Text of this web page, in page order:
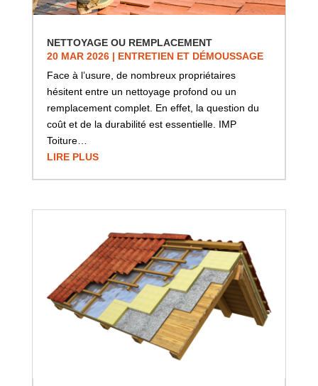
NETTOYAGE OU REMPLACEMENT
20 MAR 2026| ENTRETIEN ET DÉMOUSSAGE
Face à l’usure, de nombreux propriétaires
hésitent entre un nettoyage profond ou un
remplacement complet. En effet, la question du
coût et de la durabilité est essentielle. IMP
Toiture…
LIRE PLUS